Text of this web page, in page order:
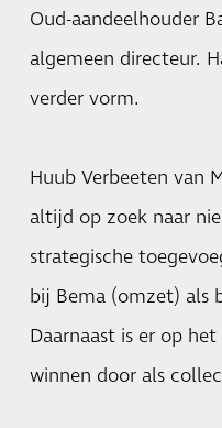
Oud-aandeelhouder
algemeen directeur.
verder vorm.
Huub Verbeeten van
altijd op zoek naar
strategische
bij Bema (omzet) als
Daarnaast is er op
winnen door als